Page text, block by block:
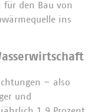
für den Bau von
ins
– also
und